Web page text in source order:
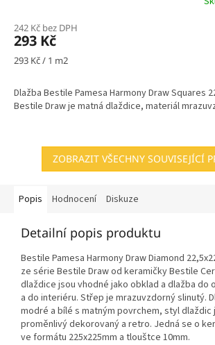
242 Kč bez DPH
293 Kč
Měrná
293 Kč / 1 m2
Dlažba Bestile Pamesa Harmony Draw Squares
Bestile Draw je matná dlaždice, materiál
ZOBRAZIT VŠECHNY SOUVISEJÍCÍ
Popis Hodnocení Diskuze
Detailní popis produktu
Bestile Pamesa Harmony Draw Diamond
ze série Bestile Draw od keramičky Bestile
dlaždice jsou vhodné jako obklad a dlažba do
a do interiéru. Střep je mrazuvzdorný slinutý.
modré a bílé s matným povrchem, styl dlaždic
proměnlivý dekorovaný a retro. Jedná se o
ve formátu 225x225mm a tlouštce 10mm.